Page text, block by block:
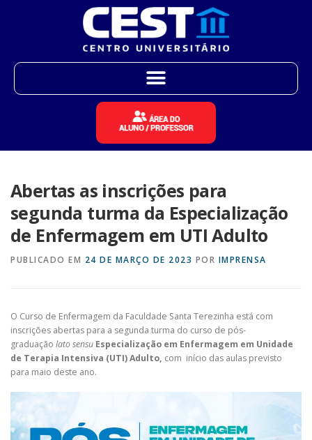
Abertas as inscrições para
segunda turma da Especialização
de Enfermagem em UTI Adulto
PUBLICADO EM 24 DE MARÇO DE 2023 POR IMPRENSA
O Curso de Enfermagem da Faculdade Santa Terezinha está com
inscrições abertas para a segunda turma do curso de pós-
graduação lato sensu Especialização em Enfermagem em Unidade
de Terapia Intensiva (UTI) Adulto, com início das aulas previsto
para maio deste ano.